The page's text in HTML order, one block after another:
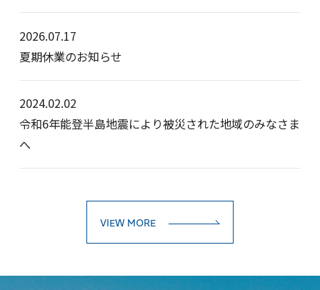
2026.07.17
夏期休業のお知らせ
2024.02.02
令和6年能登半島地震により被災された地域のみなさま
へ
VIEW MORE